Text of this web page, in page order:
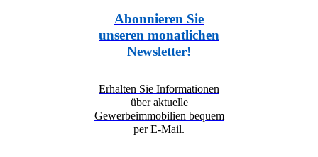
Abonnieren Sie
unseren monatlichen
Newsletter!
Erhalten Sie Informationen
über aktuelle
Gewerbeimmobilien bequem
per E-Mail.